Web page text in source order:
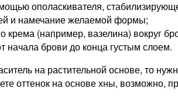
ополаскивателя,
и намечание желаемой формы;
крема (например, вазелина) вокруг
начала брови до конца густым слоем.
на растительной основе, то
оттенок на основе хны, возможно,